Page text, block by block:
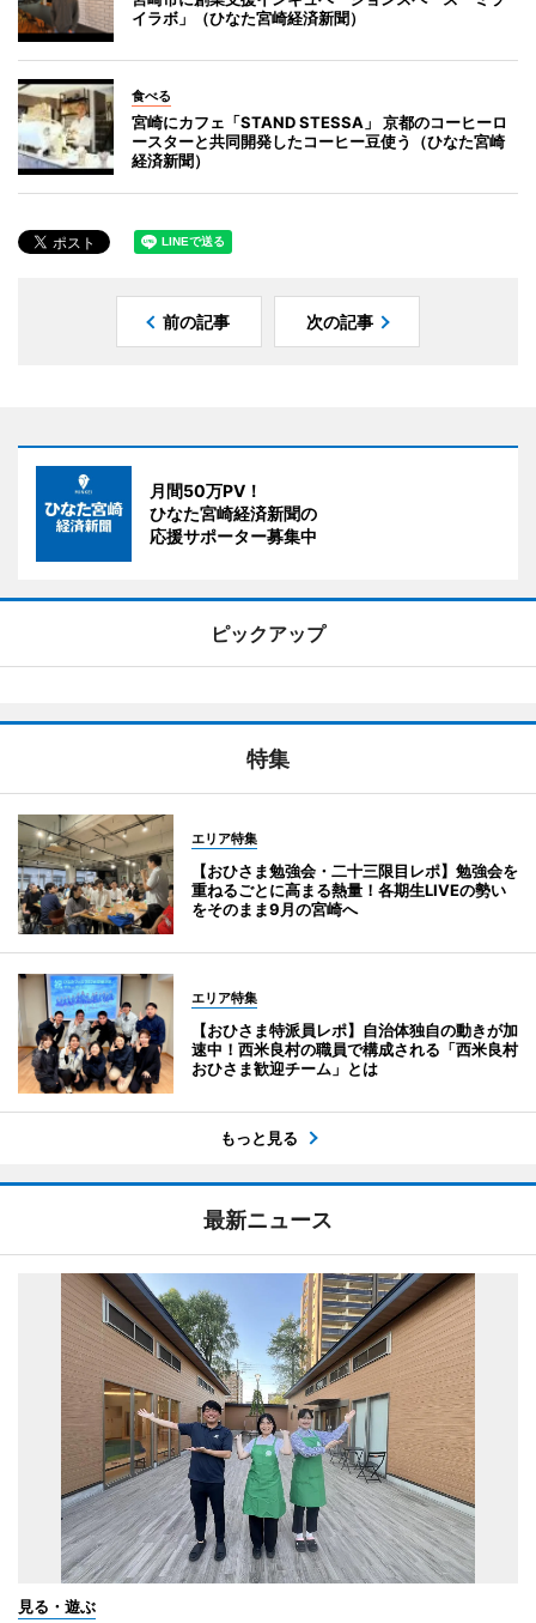
イラボ」（ひなた宮崎経済新聞）
食べる
宮崎にカフェ「STAND STESSA」 京都のコーヒーロ
ースターと共同開発したコーヒー豆使う（ひなた宮崎
経済新聞）
前の記事 次の記事
月間50万PV！
ひなた宮崎経済新聞の
応援サポーター募集中
ピックアップ
特集
エリア特集
【おひさま勉強会・二十三限目レポ】勉強会を
重ねるごとに高まる熱量！各期生LIVEの勢い
をそのまま9月の宮崎へ
エリア特集
【おひさま特派員レポ】自治体独自の動きが加
速中！西米良村の職員で構成される「西米良村
おひさま歓迎チーム」とは
もっと見る
最新ニュース
見る・遊ぶ